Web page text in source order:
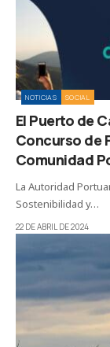
NOTICIAS SOCIAL
El Puerto de
Concurso de
Comunidad
La Autoridad
Sostenibilidad y…
22 DE ABRIL DE 2024